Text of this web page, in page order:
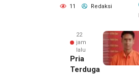
11 Redaksi
22
jam
lalu
Pria
Terduga